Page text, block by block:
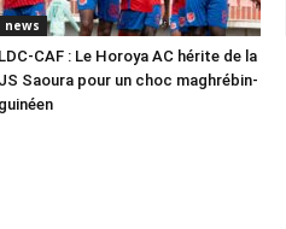
news
LDC-CAF : Le Horoya AC hérite de la
JS Saoura pour un choc maghrébin-
guinéen